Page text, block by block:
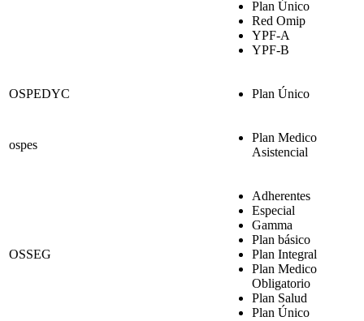
Plan Único
Red Omip
YPF-A
YPF-B
OSPEDYC Plan Único
ospes
Plan Medico
Asistencial
OSSEG
Adherentes
Especial
Gamma
Plan básico
Plan Integral
Plan Medico
Obligatorio
Plan Salud
Plan Único